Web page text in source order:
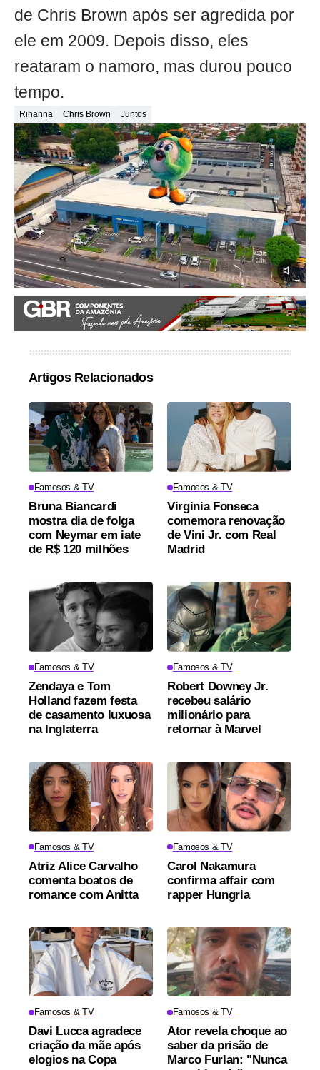
de Chris Brown após ser agredida por
ele em 2009. Depois disso, eles
reataram o namoro, mas durou pouco
tempo.
Rihanna Chris Brown Juntos
Artigos Relacionados
Famosos & TV
Bruna Biancardi
mostra dia de folga
com Neymar em iate
de R$ 120 milhões
Famosos & TV
Virginia Fonseca
comemora renovação
de Vini Jr. com Real
Madrid
Famosos & TV
Zendaya e Tom
Holland fazem festa
de casamento luxuosa
na Inglaterra
Famosos & TV
Robert Downey Jr.
recebeu salário
milionário para
retornar à Marvel
Famosos & TV
Atriz Alice Carvalho
comenta boatos de
romance com Anitta
Famosos & TV
Carol Nakamura
confirma affair com
rapper Hungria
Famosos & TV
Davi Lucca agradece
criação da mãe após
elogios na Copa
Famosos & TV
Ator revela choque ao
saber da prisão de
Marco Furlan: "Nunca